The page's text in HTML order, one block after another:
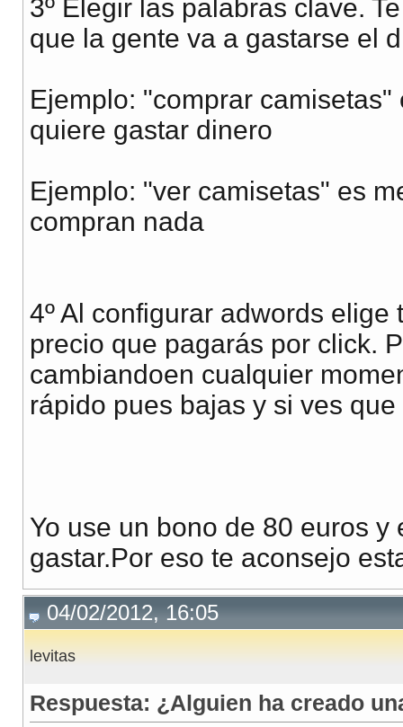
3º Elegir las palabras clave.
que la gente va a gastarse el
Ejemplo: "comprar
quiere gastar dinero
Ejemplo: "ver camisetas" es
compran nada
4º Al configurar adwords
precio que pagarás por click.
cambiandoen cualquier
rápido pues bajas y si ves
Yo use un bono de 80 euros
gastar.Por eso te aconsejo
04/02/2012, 16:05
levitas
Respuesta: ¿Alguien ha creado